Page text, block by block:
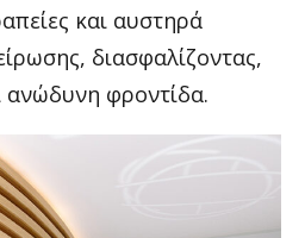
και αυστηρά
διασφαλίζοντας,
ανώδυνη φροντίδα.